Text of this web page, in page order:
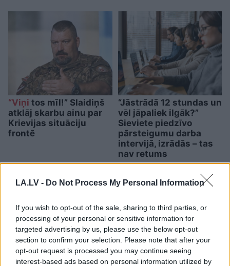
LA.LV - Do Not Process My Personal Information
If you wish to opt-out of the sale, sharing to third parties, or
processing of your personal or sensitive information for
targeted advertising by us, please use the below opt-out
section to confirm your selection. Please note that after your
opt-out request is processed you may continue seeing
interest-based ads based on personal information utilized by
“Viņi tos mīl!” Slaidiņš
atklāj skarbu ainu par
Krievijas situāciju
frontē
“Jāstrādā 12 stundas un
vēl jāpaliek ilgāk?”
Sieviete piedzīvo
pārsteigumu darba
intervijā, izrādās – tas
nav retums